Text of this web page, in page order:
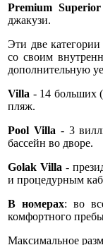
Premium
джакузи.
Эти две
со своим
дополнительную
Villa - 14 больших
пляж.
Pool Villa - 3
бассейн во дворе.
Golak Villa -
и процедурным
В номерах: во
комфортного
Максимальное